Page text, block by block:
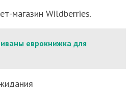
магазин Wildberries.
еврокнижка для